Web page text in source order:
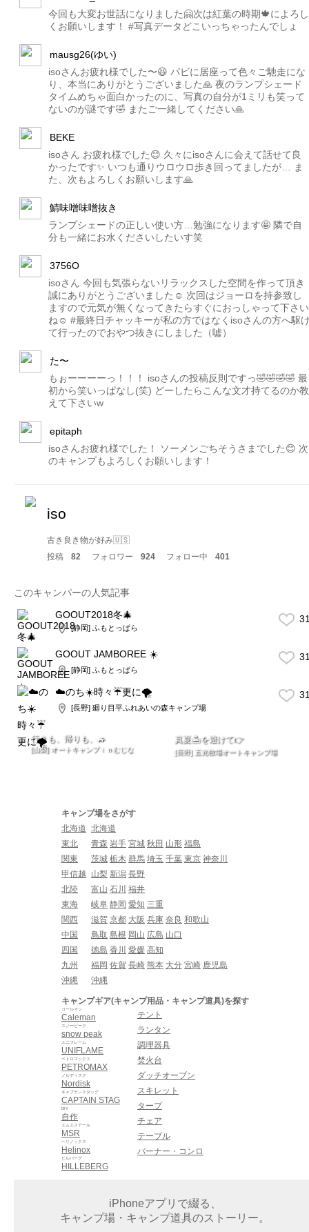
今回も大変お世話になりました🤗次は紅葉の時期🍁によろし
くお願いします！ #写真データどこいっちゃったんでしょ
mausg26(ゆい)
isoさんお疲れ様でした〜😆 パビに居座って色々ご馳走にな
り、本当にありがとうございました🙏 夜のランプシェード
タイムめちゃ面白かったのに、写真の自分が1ミリも笑って
ないのが謎です🤣 またご一緒してください🙏
BEKE
isoさん お疲れ様でした😊 久々にisoさんに会えて話せて良
かったです✨ いつも通りウロウロ歩き回ってましたが… ま
た、次もよろしくお願いします🙏
鯖味噌味噌抜き
ランプシェードの正しい使い方…勉強になります🤩 隣で自
分も一緒にお水くださいしたいす笑
3756O
isoさん 今回も気張らないリラックスした空間を作って頂き
誠にありがとうございました☺️ 次回はジョーロを持参致し
ますので元気が無くなってきたらすぐにおっしゃって下さい
ね☺️ #最終日チャッキーが私の方ではなくisoさんの方へ駆
て行ったのでおやつ抜きにしました（嘘）
た〜
もぉーーーーっ！！！ isoさんの投稿反則ですっ🤣🤣🤣🤣 最
初から笑いっぱなし(笑) どーしたらこんな文才持てるのか教
えて下さいw
epitaph
isoさんお疲れ様でした！ ソーメンごちそうさまでした😊 次
のキャンプもよろしくお願いします！
iso
古き良き物が好み🇺🇸
投稿
82 フォロワー 924 フォロー中 401
このキャンパーの人気記事
GOOUT2018冬🎄
[静岡] ふもとっぱら
GOOUT JAMBOREE ☀️
[静岡] ふもとっぱら
☁️のち☀️時々☔️更に🌪
[長野] 廻り目平ふれあいの森キャンプ場
行きも、帰りも、🚙
[山梨] オートキャンプｉｎむじな
真夏🏝を避けて👉
[長野] 五光牧場オートキャンプ場
キャンプ場をさがす
北海道 北海道
東北
青森 岩手 宮城 秋田 山形 福島
関東
茨城 栃木 群馬 埼玉 千葉 東京 神奈川
甲信越
山梨 新潟 長野
北陸
富山 石川 福井
東海
岐阜 静岡 愛知 三重
関西
滋賀 京都 大阪 兵庫 奈良 和歌山
中国
鳥取 島根 岡山 広島 山口
四国
徳島 香川 愛媛 高知
九州
福岡 佐賀 長崎 熊本 大分 宮崎 鹿児島
沖縄
沖縄
キャンプギア(キャンプ用品・キャンプ道具)を探す
Caleman
コールマン
snow peak
スノーピーク
UNIFLAME
ユニフレーム
PETROMAX
ペトロマックス
Nordisk
ノルディスク
CAPTAIN STAG
キャプテンスタッグ
自作
DIY
MSR
エムエスアール
Helinox
ヘリノックス
HILLEBERG
ヒルバーグ
テント
ランタン
調理器具
焚火台
ダッチオーブン
スキレット
タープ
チェア
テーブル
バーナー・コンロ
iPhoneアプリで綴る、
キャンプ場・キャンプ道具のストーリー。